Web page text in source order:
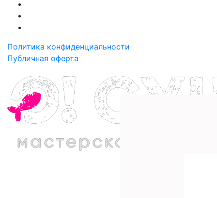
Политика конфиденциальности
Публичная оферта